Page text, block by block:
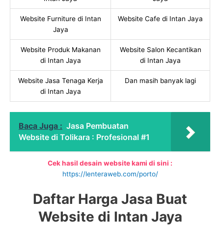
Website Furniture di Intan
Jaya
Website Cafe di Intan Jaya
Website Produk Makanan
di Intan Jaya
Website Salon Kecantikan
di Intan Jaya
Website Jasa Tenaga Kerja
di Intan Jaya
Dan masih banyak lagi
Baca Juga : Jasa Pembuatan
Website di Tolikara : Profesional #1
Cek hasil desain website kami di sini :
https://lenteraweb.com/porto/
Daftar Harga Jasa Buat
Website di Intan Jaya